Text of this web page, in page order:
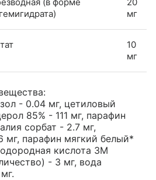
мг
10
мг
- 0.04 мг, цетиловый
85% - 111 мг, парафин
сорбат - 2.7 мг,
мг, парафин мягкий белый*
кислота 3М
- 3 мг, вода